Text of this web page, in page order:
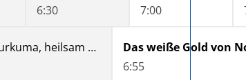
6:30
7:00
Indiens Kurkuma, heilsam und heilig
6:55